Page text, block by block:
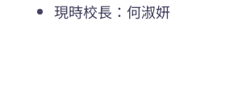
現時校長：何淑妍